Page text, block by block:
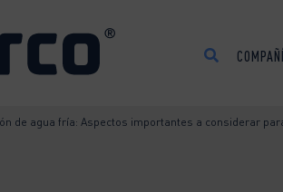
de agua fría: Aspectos importantes a considerar